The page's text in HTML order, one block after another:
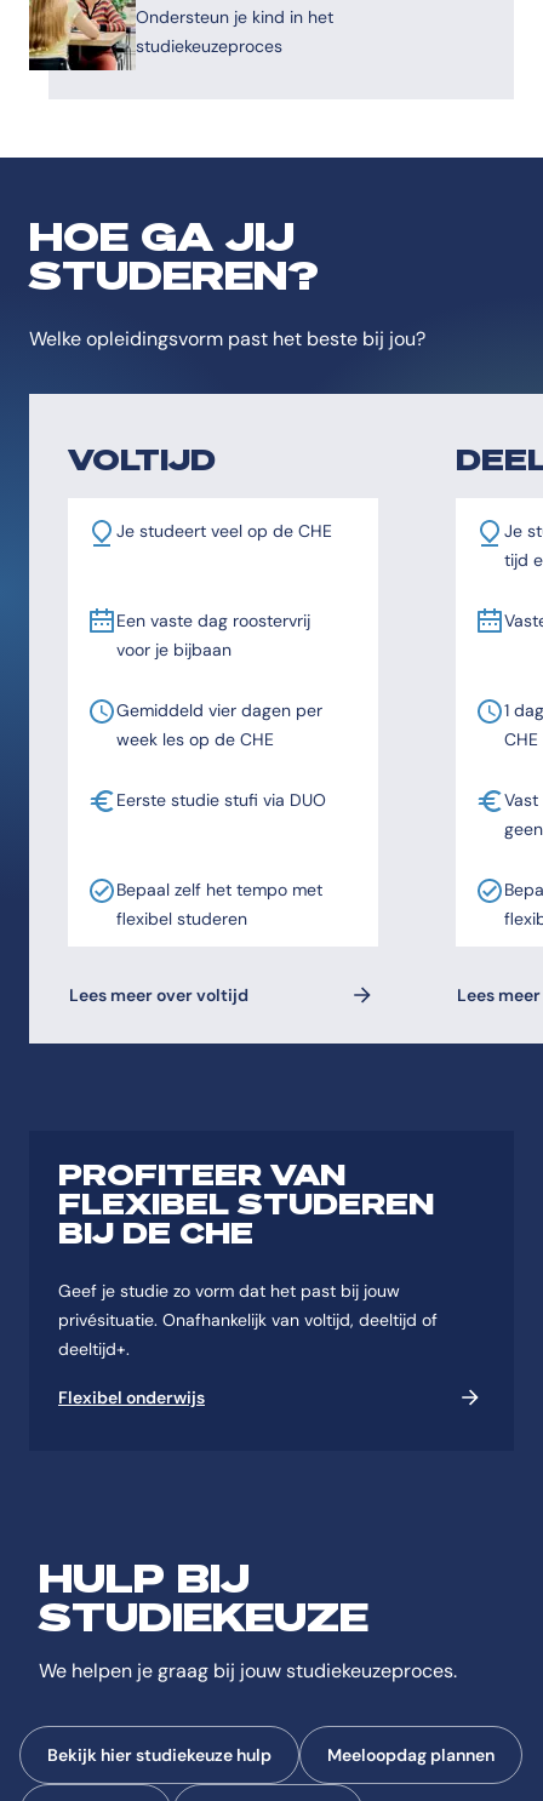
Ondersteun je kind in het
studiekeuzeproces
HOE GA JIJ
STUDEREN?
Welke opleidingsvorm past het beste bij jou?
VOLTIJD
Je studeert veel op de CHE
Een vaste dag roostervrij
voor je bijbaan
Gemiddeld vier dagen per
week les op de CHE
Eerste studie stufi via DUO
Bepaal zelf het tempo met
flexibel studeren
Lees meer over voltijd
Je
tijd
1
CHE
Lees
PROFITEER VAN
FLEXIBEL STUDEREN
BIJ DE CHE
Geef je studie zo vorm dat het past bij jouw
privésituatie. Onafhankelijk van voltijd, deeltijd of
deeltijd+.
Flexibel onderwijs
HULP BIJ
STUDIEKEUZE
We helpen je graag bij jouw studiekeuzeproces.
Bekijk hier studiekeuze hulp Meeloopdag plannen